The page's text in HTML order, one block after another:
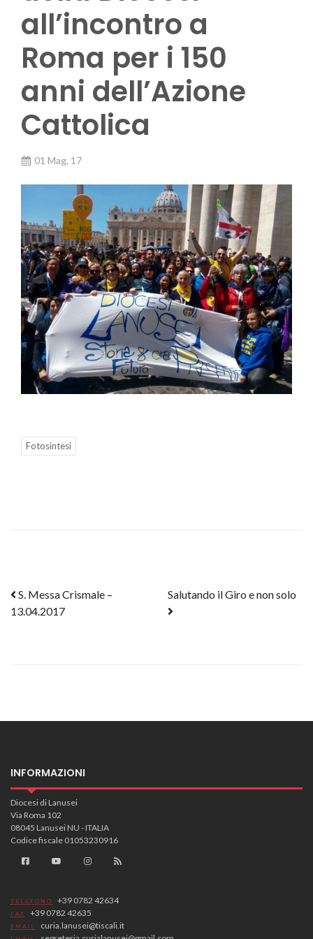
all’incontro a
Roma per i 150
anni dell’Azione
Cattolica
01 Mag, 17
Fotosintesi
Post navigation
S. Messa Crismale –
13.04.2017
Salutando il Giro e non solo
INFORMAZIONI
Diocesi di Lanusei
Via Roma 102
08045 Lanusei NU - ITALIA
Codice fiscale 01053230916
TELEFONO +39 0782 42634
FAX +39 0782 42635
EMAIL curia.lanusei@tiscali.it